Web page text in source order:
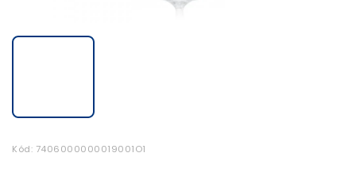
Kód: 7406000000019001O1